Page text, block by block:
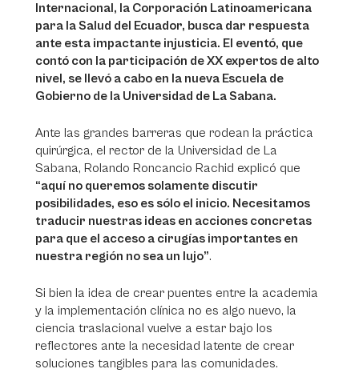
Internacional, la Corporación Latinoamericana
para la Salud del Ecuador, busca dar respuesta
ante esta impactante injusticia. El eventó, que
contó con la participación de XX expertos de alto
nivel, se llevó a cabo en la nueva Escuela de
Gobierno de la Universidad de La Sabana.
Ante las grandes barreras que rodean la práctica
quirúrgica, el rector de la Universidad de La
Sabana, Rolando Roncancio Rachid explicó que
“aquí no queremos solamente discutir
posibilidades, eso es sólo el inicio. Necesitamos
traducir nuestras ideas en acciones concretas
para que el acceso a cirugías importantes en
nuestra región no sea un lujo”.
Si bien la idea de crear puentes entre la academia
y la implementación clínica no es algo nuevo, la
ciencia traslacional vuelve a estar bajo los
reflectores ante la necesidad latente de crear
soluciones tangibles para las comunidades.